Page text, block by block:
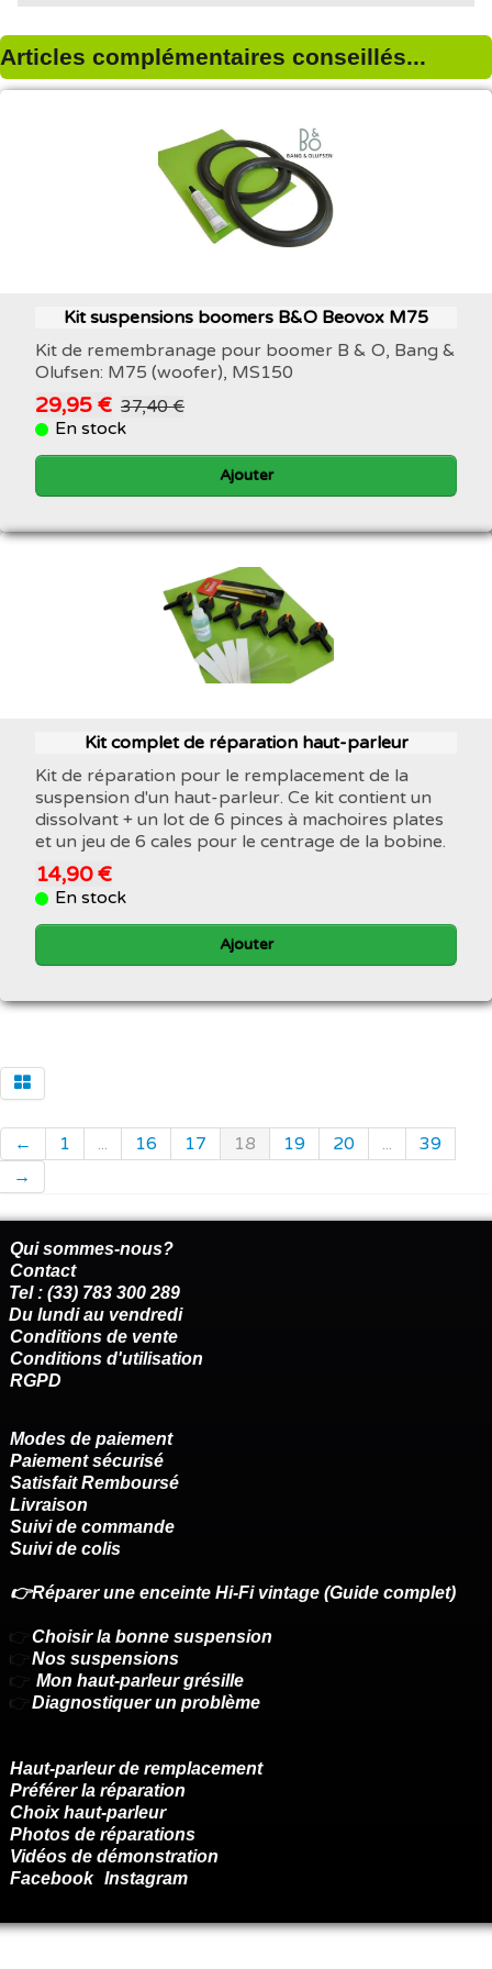
Articles complémentaires conseillés...
Kit suspensions boomers B&O Beovox M75
Kit de remembranage pour boomer B & O, Bang &
Olufsen: M75 (woofer), MS150
29,95 € 37,40 €
En stock
Ajouter
Kit complet de réparation haut-parleur
Kit de réparation pour le remplacement de la
suspension d'un haut-parleur. Ce kit contient un
dissolvant + un lot de 6 pinces à machoires plates
et un jeu de 6 cales pour le centrage de la bobine.
14,90 €
En stock
Ajouter
← 1 ... 16 17 18 19 20 ...
39
→
Qui sommes-nous?
Contact
Tel : (33) 783 300 289
Du lundi au vendredi
Conditions de vente
Conditions d'utilisation
RGPD
Modes de paiement
Paiement sécurisé
Satisfait Remboursé
Livraison
Suivi de commande
Suivi de colis
👉Réparer une enceinte Hi-Fi vintage (Guide complet)
👉 Choisir la bonne suspension
👉 Nos suspensions
👉 Mon haut-parleur grésille
👉 Diagnostiquer un problème
Haut-parleur de remplacement
Préférer la réparation
Choix haut-parleur
Photos de réparations
Vidéos de démonstration
Facebook Instagram